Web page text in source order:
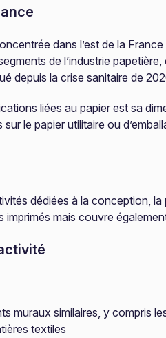
dans l’est de la
de l’industrie
depuis la crise sanitaire de
liées au papier est sa
le papier utilitaire ou
dédiées à la conception,
mais couvre
muraux similaires, y compris
textiles